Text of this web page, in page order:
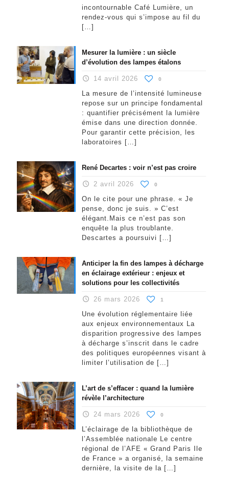
incontournable Café Lumière, un
rendez-vous qui s’impose au fil du
[…]
Mesurer la lumière : un siècle
d’évolution des lampes étalons
14 avril 2026 0
La mesure de l’intensité lumineuse
repose sur un principe fondamental
: quantifier précisément la lumière
émise dans une direction donnée.
Pour garantir cette précision, les
laboratoires […]
René Decartes : voir n’est pas croire
2 avril 2026 0
On le cite pour une phrase. « Je
pense, donc je suis. » C’est
élégant.Mais ce n’est pas son
enquête la plus troublante.
Descartes a poursuivi […]
Anticiper la fin des lampes à décharge
en éclairage extérieur : enjeux et
solutions pour les collectivités
26 mars 2026 1
Une évolution réglementaire liée
aux enjeux environnementaux La
disparition progressive des lampes
à décharge s’inscrit dans le cadre
des politiques européennes visant à
limiter l’utilisation de […]
L’art de s’effacer : quand la lumière
révèle l’architecture
24 mars 2026 0
L’éclairage de la bibliothèque de
l’Assemblée nationale Le centre
régional de l’AFE « Grand Paris Ile
de France » a organisé, la semaine
dernière, la visite de la[…]